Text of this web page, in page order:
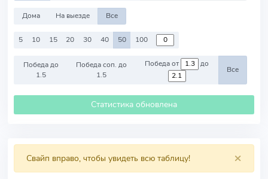
Дома На выезде Все
5 10 15 20 30 40 50 100
Победа до
1.5
Победа соп. до
1.5
Победа от до
Все
Статистика обновлена
×
Свайп вправо, чтобы увидеть всю таблицу!